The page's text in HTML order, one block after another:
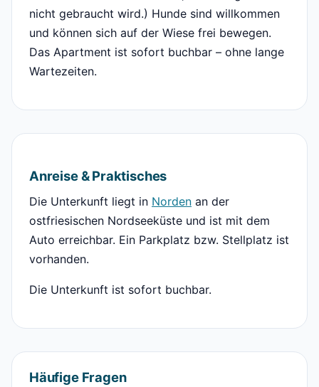
nicht gebraucht wird.) Hunde sind willkommen
und können sich auf der Wiese frei bewegen.
Das Apartment ist sofort buchbar – ohne lange
Wartezeiten.
Anreise & Praktisches
Die Unterkunft liegt in Norden an der
ostfriesischen Nordseeküste und ist mit dem
Auto erreichbar. Ein Parkplatz bzw. Stellplatz ist
vorhanden.
Die Unterkunft ist sofort buchbar.
Häufige Fragen